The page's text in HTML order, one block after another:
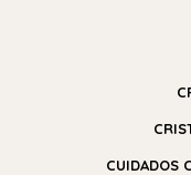
CUIDADOS